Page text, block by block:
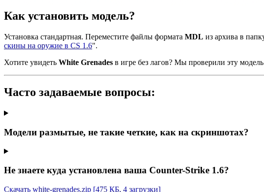
Как установить модель?
Установка стандартная. Переместите файлы формата MDL из архива в
скины на оружие в CS 1.6".
Хотите увидеть White Grenades в игре без лагов? Мы проверили эту
Часто задаваемые вопросы:
Модели размытые, не такие четкие, как на скриншотах?
Не знаете куда установлена ваша Counter-Strike 1.6?
Скачать white-grenades.zip [475 КБ, 4 загрузки]